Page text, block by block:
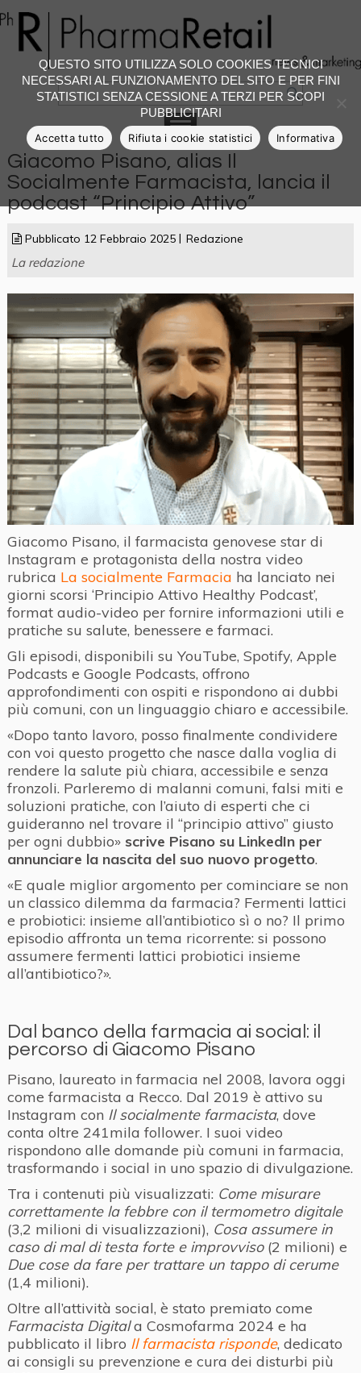
Giacomo Pisano, alias Il
Socialmente Farmacista, lancia il
podcast “Principio Attivo”
Pubblicato 12 Febbraio 2025 Redazione
La redazione
Giacomo Pisano, il farmacista genovese star di
Instagram e protagonista della nostra video
rubrica La socialmente Farmacia ha lanciato nei
giorni scorsi ‘Principio Attivo Healthy Podcast’,
format audio-video per fornire informazioni utili e
pratiche su salute, benessere e farmaci.
Gli episodi, disponibili su YouTube, Spotify, Apple
Podcasts e Google Podcasts, offrono
approfondimenti con ospiti e rispondono ai dubbi
più comuni, con un linguaggio chiaro e accessibile.
«Dopo tanto lavoro, posso finalmente condividere
con voi questo progetto che nasce dalla voglia di
rendere la salute più chiara, accessibile e senza
fronzoli. Parleremo di malanni comuni, falsi miti e
soluzioni pratiche, con l’aiuto di esperti che ci
guideranno nel trovare il “principio attivo” giusto
per ogni dubbio» scrive Pisano su LinkedIn per
annunciare la nascita del suo nuovo progetto.
«E quale miglior argomento per cominciare se non
un classico dilemma da farmacia? Fermenti lattici
e probiotici: insieme all’antibiotico sì o no? Il primo
episodio affronta un tema ricorrente: si possono
assumere fermenti lattici probiotici insieme
all’antibiotico?».
Dal banco della farmacia ai social: il
percorso di Giacomo Pisano
Pisano, laureato in farmacia nel 2008, lavora oggi
come farmacista a Recco. Dal 2019 è attivo su
Instagram con Il socialmente farmacista, dove
conta oltre 241mila follower. I suoi video
rispondono alle domande più comuni in farmacia,
trasformando i social in uno spazio di divulgazione.
Tra i contenuti più visualizzati: Come misurare
correttamente la febbre con il termometro digitale
(3,2 milioni di visualizzazioni), Cosa assumere in
caso di mal di testa forte e improvviso(2 milioni) e
Due cose da fare per trattare un tappo di cerume
(1,4 milioni).
Oltre all’attività social, è stato premiato come
Farmacista Digitala Cosmofarma 2024 e ha
pubblicato il libro Il farmacista risponde, dedicato
ai consigli su prevenzione e cura dei disturbi più
QUESTO SITO UTILIZZA SOLO COOKIES TECNICI
NECESSARI AL FUNZIONAMENTO DEL SITO E PER FINI
STATISTICI SENZA CESSIONE A TERZI PER SCOPI
PUBBLICITARI
Accetta tutto Rifiuta i cookie statistici Informativa